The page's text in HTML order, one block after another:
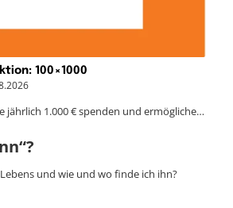
100×1000
jährlich 1.000 € spenden und ermögliche…
und wie und wo finde ich ihn?